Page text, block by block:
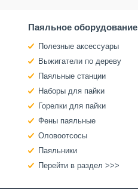
Паяльное оборудование
Полезные аксессуары
Выжигатели по дереву
Паяльные станции
Наборы для пайки
Горелки для пайки
Фены паяльные
Оловоотсосы
Паяльники
Перейти в раздел >>>